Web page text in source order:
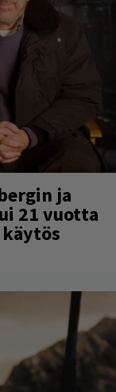
ja
21 vuotta